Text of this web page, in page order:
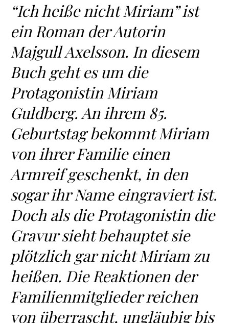
“Ich heiße nicht Miriam” ist
ein Roman der Autorin
Majgull Axelsson. In diesem
Buch geht es um die
Protagonistin Miriam
Guldberg. An ihrem 85.
Geburtstag bekommt Miriam
von ihrer Familie einen
Armreif geschenkt, in den
sogar ihr Name eingraviert ist.
Doch als die Protagonistin die
Gravur sieht behauptet sie
plötzlich gar nicht Miriam zu
heißen. Die Reaktionen der
Familienmitglieder reichen
von überrascht, ungläubig bis